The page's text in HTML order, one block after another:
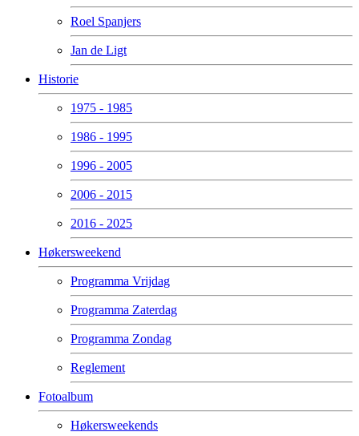
Roel Spanjers
Jan de Ligt
Historie
1975 - 1985
1986 - 1995
1996 - 2005
2006 - 2015
2016 - 2025
Høkersweekend
Programma Vrijdag
Programma Zaterdag
Programma Zondag
Reglement
Fotoalbum
Høkersweekends